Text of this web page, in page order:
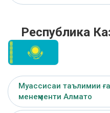
Республика
Муассисаи таълимии
менеҷменти Алмато